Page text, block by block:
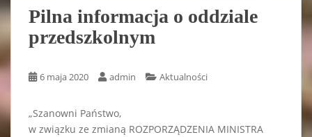
n
o
t
n
t
Pilna informacja o oddziale
przedszkolnym
6 maja 2020 admin Aktualności
„Szanowni Państwo,
w związku ze zmianą ROZPORZĄDZENIA MINISTRA